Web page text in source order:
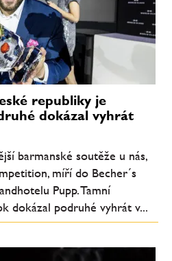
republiky je
dokázal vyhrát
barmanské soutěže u nás,
míří do Becher´s
Pupp. Tamní
dokázal podruhé vyhrát v...